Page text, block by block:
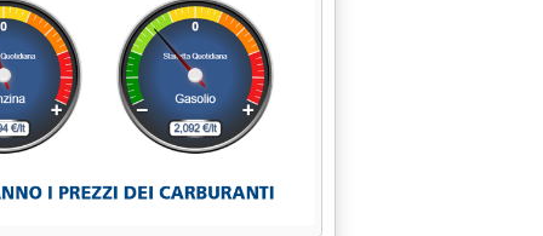
PETROLIFERO'